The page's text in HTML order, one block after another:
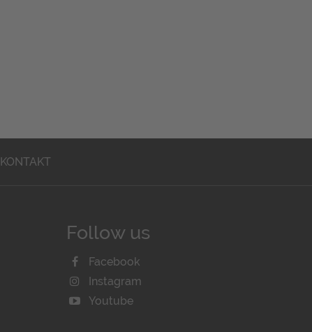
KONTAKT
Follow us
Facebook
Instagram
Youtube